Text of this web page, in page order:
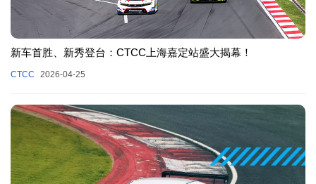
新车首胜、新秀登台：CTCC上海嘉定站盛大揭幕！
CTCC 2026-04-25